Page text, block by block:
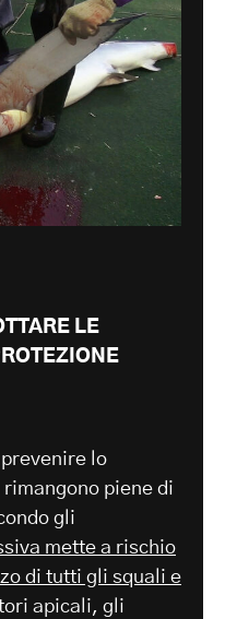
LE
lo
piene di
gli
mette a rischio
di tutti gli squali e
apicali, gli